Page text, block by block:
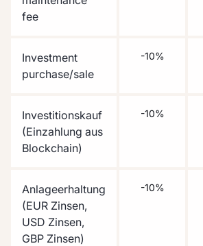
fee
Investment
purchase/sale
Investitionskauf
(Einzahlung aus
Blockchain)
Anlageerhaltung
(EUR Zinsen,
USD Zinsen,
GBP Zinsen)
-10%
-10%
-10%